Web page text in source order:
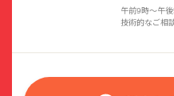
午前9時〜午
技術的なご相